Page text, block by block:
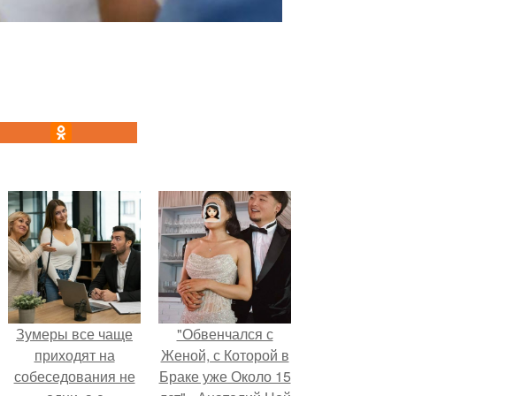
Зумеры все чаще
приходят на
собеседования не
"Обвенчался с
Женой, с Которой в
Браке уже Около 15